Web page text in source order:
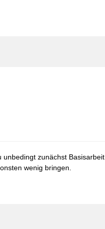
zunächst Basisarbeit
wenig bringen.